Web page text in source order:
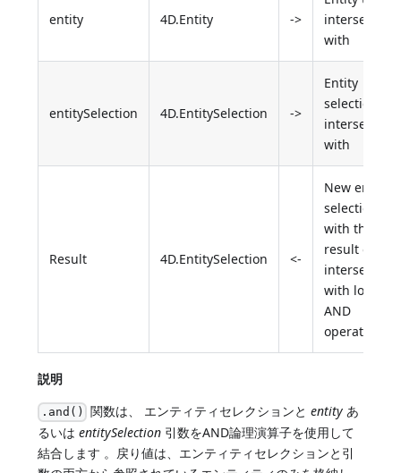
entity 4D.Entity ->
intersect
with
entitySelection 4D.EntitySelection ->
Entity
selection to
intersect
with
Result 4D.EntitySelection <-
New entity
selection
with the
result of
intersection
with logical
AND
operator
説明
.and() 関数は、 エンティティセレクションと entityあ
るいはentitySelection 引数をAND論理演算子を使用して
結合します 。戻り値は、エンティティセレクションと引